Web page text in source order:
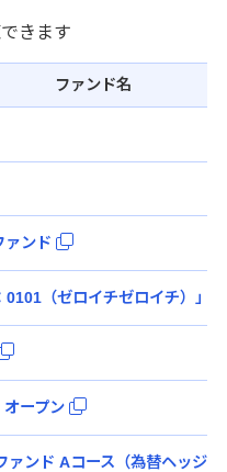
きます
ファンド名
ァンド
（ゼロイチゼロイチ）」
ープン
ァンド Aコース（為替ヘッジあ